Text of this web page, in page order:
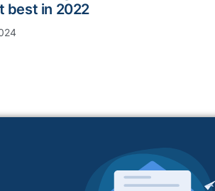
best in 2022